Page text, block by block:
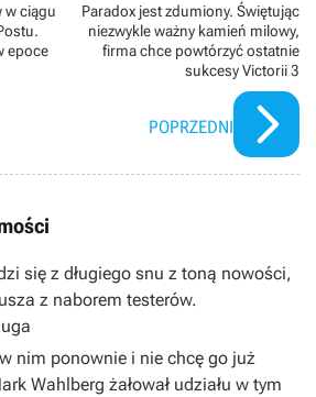
w ciągu
epoce
Paradox jest zdumiony. Świętując
niezwykle ważny kamień milowy,
firma chce powtórzyć ostatnie
sukcesy Victorii 3
POPRZEDNI
się z długiego snu z toną nowości,
z naborem testerów.
nim ponownie i nie chcę go już
Wahlberg żałował udziału w tym